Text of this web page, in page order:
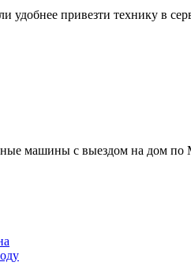
удобнее привезти технику в
машины с выездом на дом по